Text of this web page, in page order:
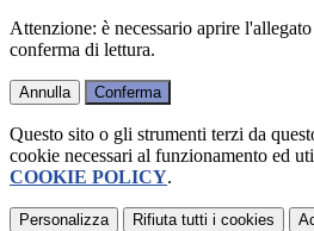
Attenzione: è necessario aprire
conferma di lettura.
Annulla Conferma
Questo sito o gli strumenti terzi da
cookie necessari al funzionamento ed
COOKIE POLICY.
Personalizza Rifiuta tutti i cookies